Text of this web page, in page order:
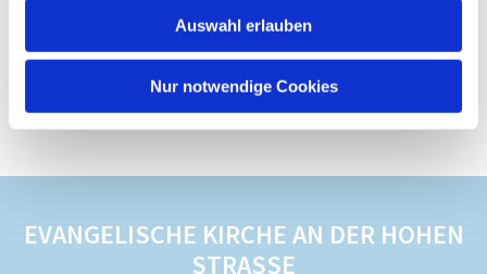
Auswahl erlauben
Nur notwendige Cookies
EVANGELISCHE KIRCHE AN DER HOHEN
STRASSE